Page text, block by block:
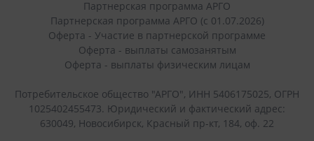
Партнерская программа АРГО
Партнерская программа АРГО (с 01.07.2026)
Оферта - Участие в партнерской программе
Оферта - выплаты самозанятым
Оферта - выплаты физическим лицам
Потребительское общество "АРГО", ИНН 5406175025, ОГРН
1025402455473. Юридический и фактический адрес:
630049, Новосибирск, Красный пр-кт, 184, оф. 22